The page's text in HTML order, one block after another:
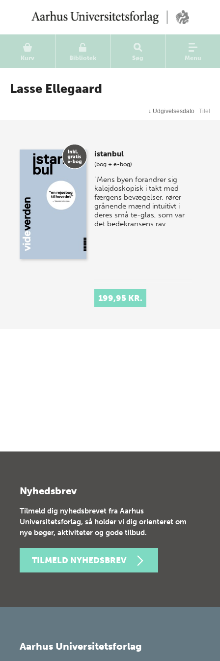
Kurv Bibliotek Søg Menu
Lasse Ellegaard
↓ Udgivelsesdato Titel
istanbul
(bog + e-bog)
"Mens byen forandrer sig
kalejdoskopisk i takt med
færgens bevægelser, rører
grånende mænd intuitivt i
deres små te-glas, som var
det bedekransens rav…
199,95 KR.
Nyhedsbrev
Tilmeld dig nyhedsbrevet fra Aarhus
Universitetsforlag, så holder vi dig orienteret om
nye bøger, aktiviteter og gode tilbud.
TILMELD NYHEDSBREV
Aarhus Universitetsforlag